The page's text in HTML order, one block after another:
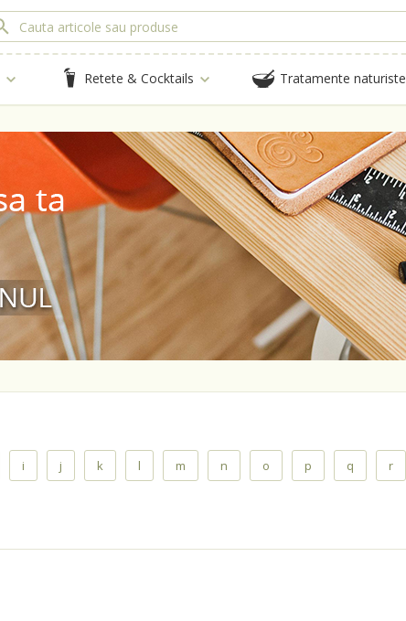
Retete & Cocktails Tratamente naturiste
i j k l m n o p q r